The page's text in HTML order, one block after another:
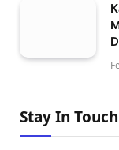
Stay In Touch